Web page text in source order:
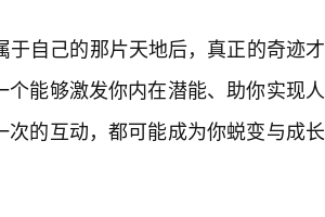
自己的那片天地后，真正的奇迹才
能够激发你内在潜能、助你实现人
的互动，都可能成为你蜕变与成长